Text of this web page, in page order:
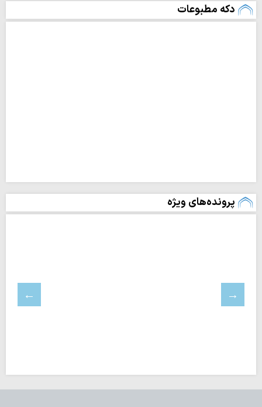
دکه مطبوعات
پرونده‌های ویژه